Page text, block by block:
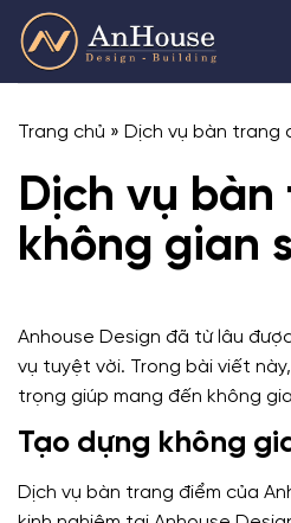
Skip
content
Trang chủ » Dịch vụ bàn trang
Dịch vụ
không gian
Anhouse Design đã từ lâu
vụ tuyệt vời. Trong bài viết
trọng giúp mang đến không
Tạo dựng không
Dịch vụ bàn trang điểm của